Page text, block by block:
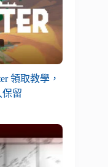
領取教學，
保留